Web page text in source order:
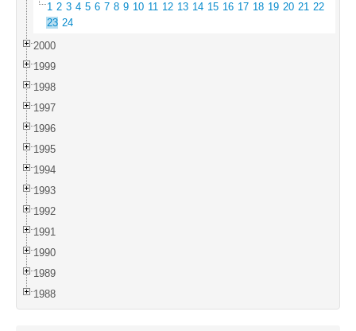
1 2 3 4 5 6 7 8 9 10 11 12 13 14 15 16 17 18 19 20 21 22
23 24
2000
1999
1998
1997
1996
1995
1994
1993
1992
1991
1990
1989
1988